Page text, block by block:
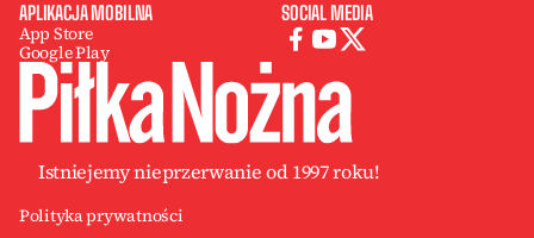
APLIKACJA MOBILNA
App Store
Google Play
SOCIAL MEDIA
Istniejemy nieprzerwanie od 1997 roku!
Polityka prywatności